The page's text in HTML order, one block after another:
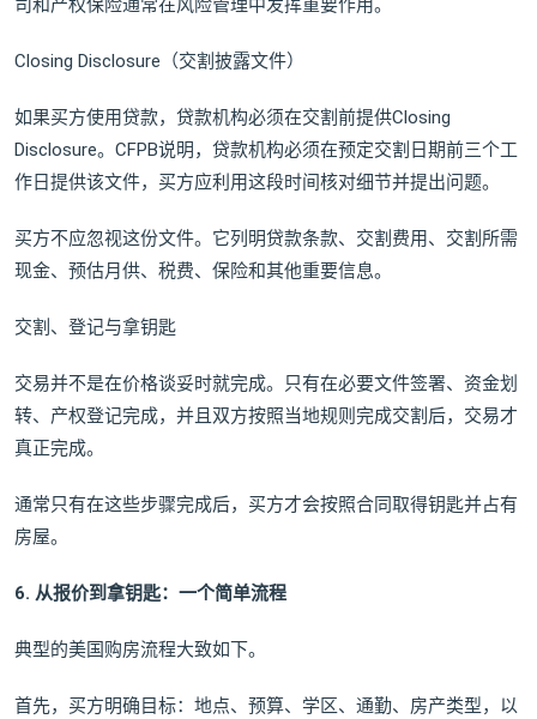
司和产权保险通常在风险管理中发挥重要作用。
Closing Disclosure（交割披露文件）
如果买方使用贷款，贷款机构必须在交割前提供Closing
Disclosure。CFPB说明，贷款机构必须在预定交割日期前三个工
作日提供该文件，买方应利用这段时间核对细节并提出问题。
买方不应忽视这份文件。它列明贷款条款、交割费用、交割所需
现金、预估月供、税费、保险和其他重要信息。
交割、登记与拿钥匙
交易并不是在价格谈妥时就完成。只有在必要文件签署、资金划
转、产权登记完成，并且双方按照当地规则完成交割后，交易才
真正完成。
通常只有在这些步骤完成后，买方才会按照合同取得钥匙并占有
房屋。
6. 从报价到拿钥匙：一个简单流程
典型的美国购房流程大致如下。
首先，买方明确目标：地点、预算、学区、通勤、房产类型，以